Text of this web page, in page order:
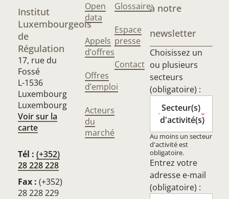
Institut
Luxembourgeois
de
Régulation
17, rue du
Fossé
L-1536
Luxembourg
Luxembourg
Voir sur la
carte
Tél : (+352)
28 228 228
Fax : (+352)
28 228 229
Open
data
Appels
d’offres
Offres
d’emploi
Acteurs
du
marché
Glossaire
Espace
presse
Contact
à notre
newsletter
Choisissez un
ou plusieurs
secteurs
(obligatoire) :
Secteur(s)
d'activité(s)
Au moins un secteur
d'activité est
obligatoire.
Entrez votre
adresse e-mail
(obligatoire) :